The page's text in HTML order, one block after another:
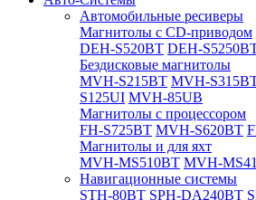
Автомобильные ресиверы
Магнитолы с CD-приводом
DEH-S520BT DEH-
Бездисковые магнитолы
MVH-S215BT MVH-
S125UI MVH-85UB
Магнитолы с процессором
FH-S725BT MVH-S620BT
Магнитолы и для яхт
MVH-MS510BT MVH-
Навигационные системы
STH-80BT SPH-DA240BT